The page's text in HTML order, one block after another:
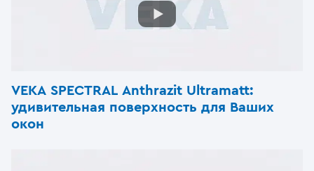
VEKA SPEСTRAL Anthrazit Ultramatt:
удивительная поверхность для Ваших
окон